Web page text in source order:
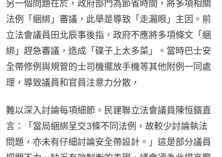
另一個問題在於，政府部門為節省時間，將多項相關
法例「綑綁」審議，此舉是導致「走漏眼」主因。前
立法會議員田北辰事後指，政府不應將多項條文「綑
綁」趕急審議，造成「碟子上太多菜」。當時巴士安
全帶修例與規管的士司機擺放手機等其他附例一同處
理，導致議員和官員注意力分散，
難以深入討論每項細節。民建聯立法會議員陳恒鑌直
言：「當局綑綁呈交3條不同法例，故較少討論執法
問題，亦未有仔細討論安全帶設計。」這是部分議員